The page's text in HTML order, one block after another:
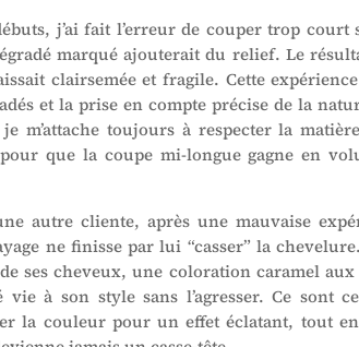
j’ai fait l’erreur de couper trop
marqué ajouterait du relief. Le
clairsemée et fragile. Cette
et la prise en compte précise de la
je m’attache toujours à respecter la
que la coupe mi-longue gagne en
autre cliente, après une mauvaise
ne finisse par lui “casser” la
ses cheveux, une coloration caramel
vie à son style sans l’agresser. Ce sont
la couleur pour un effet éclatant, tout